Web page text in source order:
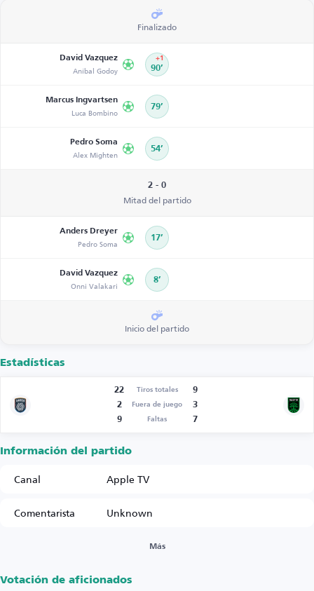
Finalizado
David Vazquez
Aníbal Godoy 90’
+1
Marcus Ingvartsen
Luca Bombino 79’
Pedro Soma
Alex Mighten 54’
2 - 0
Mitad del partido
Anders Dreyer
Pedro Soma 17’
David Vazquez
Onni Valakari 8’
Inicio del partido
Estadísticas
22 Tiros totales
9
2
Fuera de juego
3
9
Faltas 7
Información del partido
Canal
Apple TV
Comentarista
Unknown
Más
Votación de aficionados